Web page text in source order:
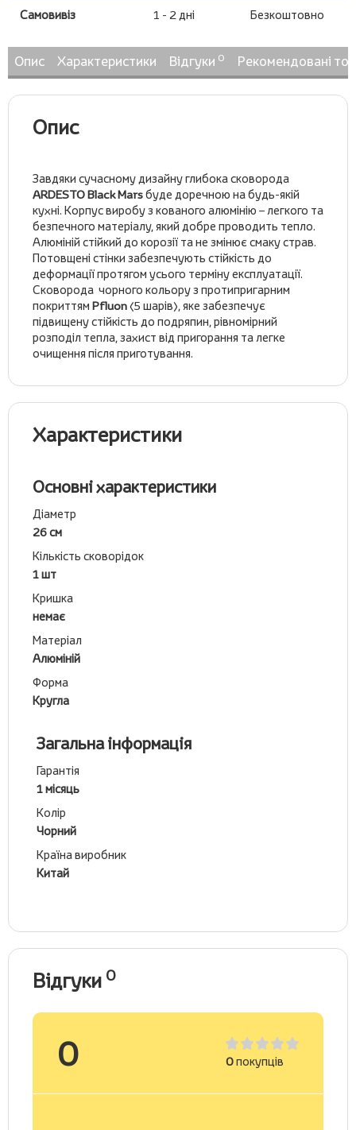
Самовивіз 1 - 2 дні Безкоштовно
Опис Характеристики Відгуки 0 Рекомендовані
Опис
Завдяки сучасному дизайну глибока сковорода
ARDESTO Black Marsбуде доречною на будь-якій
кухні. Корпус виробу з кованого алюмінію – легкого та
безпечного матеріалу, який добре проводить тепло.
Алюміній стійкий до корозії та не змінює смаку страв.
Потовщені стінки забезпечують стійкість до
деформації протягом усього терміну експлуатації.
Сковорода чорного кольору з протипригарним
покриттям Pfluon(5 шарів), яке забезпечує
підвищену стійкість до подряпин, рівномірний
розподіл тепла, захист від пригорання та легке
очищення після приготування.
Характеристики
Основні характеристики
Діаметр
26 см
Кількість сковорідок
1 шт
Кришка
немає
Матеріал
Алюміній
Форма
Кругла
Загальна інформація
Гарантія
1 місяць
Колір
Чорний
Країна виробник
Китай
Відгуки 0
0 0покупців